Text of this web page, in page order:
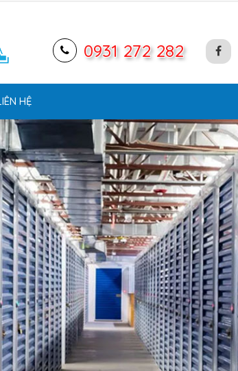
0931 272 282
HỆ